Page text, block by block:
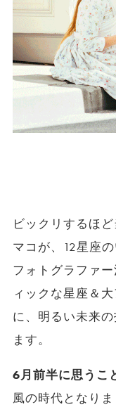
ビックリするほ
マコが、12星座
フォトグラファ
ィックな星座＆
に、明るい未来
ます。
6月前半に思うこ
風の時代となり